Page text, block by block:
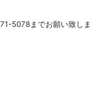
5078までお願い致しま